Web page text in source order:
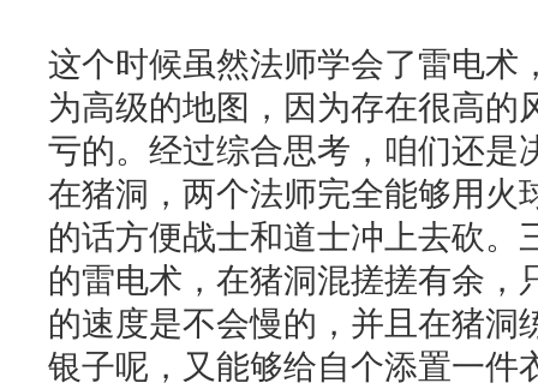
这个时候虽然法师学会了雷电术
为高级的地图，因为存在很高的
亏的。经过综合思考，咱们还是
在猪洞，两个法师完全能够用火
的话方便战士和道士冲上去砍。
的雷电术，在猪洞混搓搓有余，
的速度是不会慢的，并且在猪洞
银子呢，又能够给自个添置一件